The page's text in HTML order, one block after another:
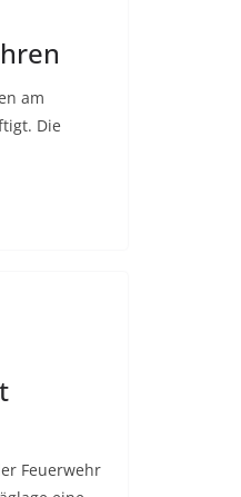
am
Die
Feuerwehr